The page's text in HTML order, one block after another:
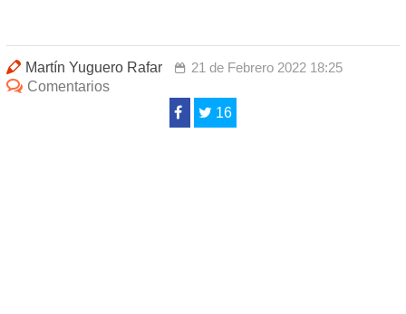
Martín Yuguero Rafar
21 de Febrero 2022 18:25
Comentarios
16